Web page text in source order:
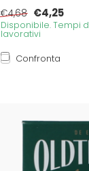
€4,68 €4,25
Disponibile. Tempi
lavorativi
Confronta